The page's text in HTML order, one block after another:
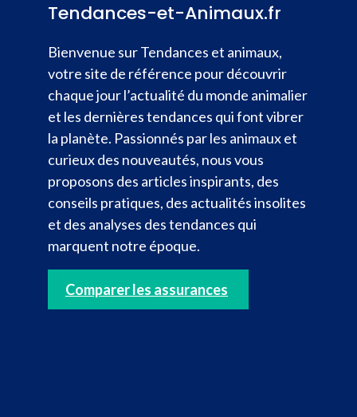
Tendances-et-Animaux.fr
Bienvenue sur Tendances et animaux,
votre site de référence pour découvrir
chaque jour l’actualité du monde animalier
et les dernières tendances qui font vibrer
la planète. Passionnés par les animaux et
curieux des nouveautés, nous vous
proposons des articles inspirants, des
conseils pratiques, des actualités insolites
et des analyses des tendances qui
marquent notre époque.
Comparer les assurances